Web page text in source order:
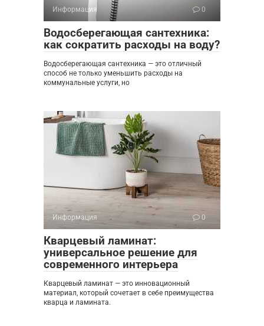
Информация 0
Водосберегающая сантехника:
как сократить расходы на воду?
Водосберегающая сантехника — это отличный
способ не только уменьшить расходы на
коммунальные услуги, но
Информация 0
Кварцевый ламинат:
универсальное решение для
современного интерьера
Кварцевый ламинат — это инновационный
материал, который сочетает в себе преимущества
кварца и ламината.